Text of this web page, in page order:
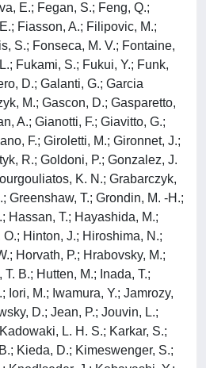
E.; Fegan, S.; Feng, Q.;
Fiasson, A.; Filipovic, M.;
S.; Fonseca, M. V.; Fontaine,
Fukami, S.; Fukui, Y.; Funk,
D.; Galanti, G.; Garcia
M.; Gascon, D.; Gasparetto,
A.; Gianotti, F.; Giavitto, G.;
F.; Giroletti, M.; Gironnet, J.;
R.; Goldoni, P.; Gonzalez, J.
K. N.; Grabarczyk,
Greenshaw, T.; Grondin, M. -H.;
Hassan, T.; Hayashida, M.;
Hinton, J.; Hiroshima, N.;
Horvath, P.; Hrabovsky, M.;
B.; Hutten, M.; Inada, T.;
Iori, M.; Iwamura, Y.; Jamrozy,
D.; Jean, P.; Jouvin, L.;
L. H. S.; Karkar, S.;
Kieda, D.; Kimeswenger, S.;